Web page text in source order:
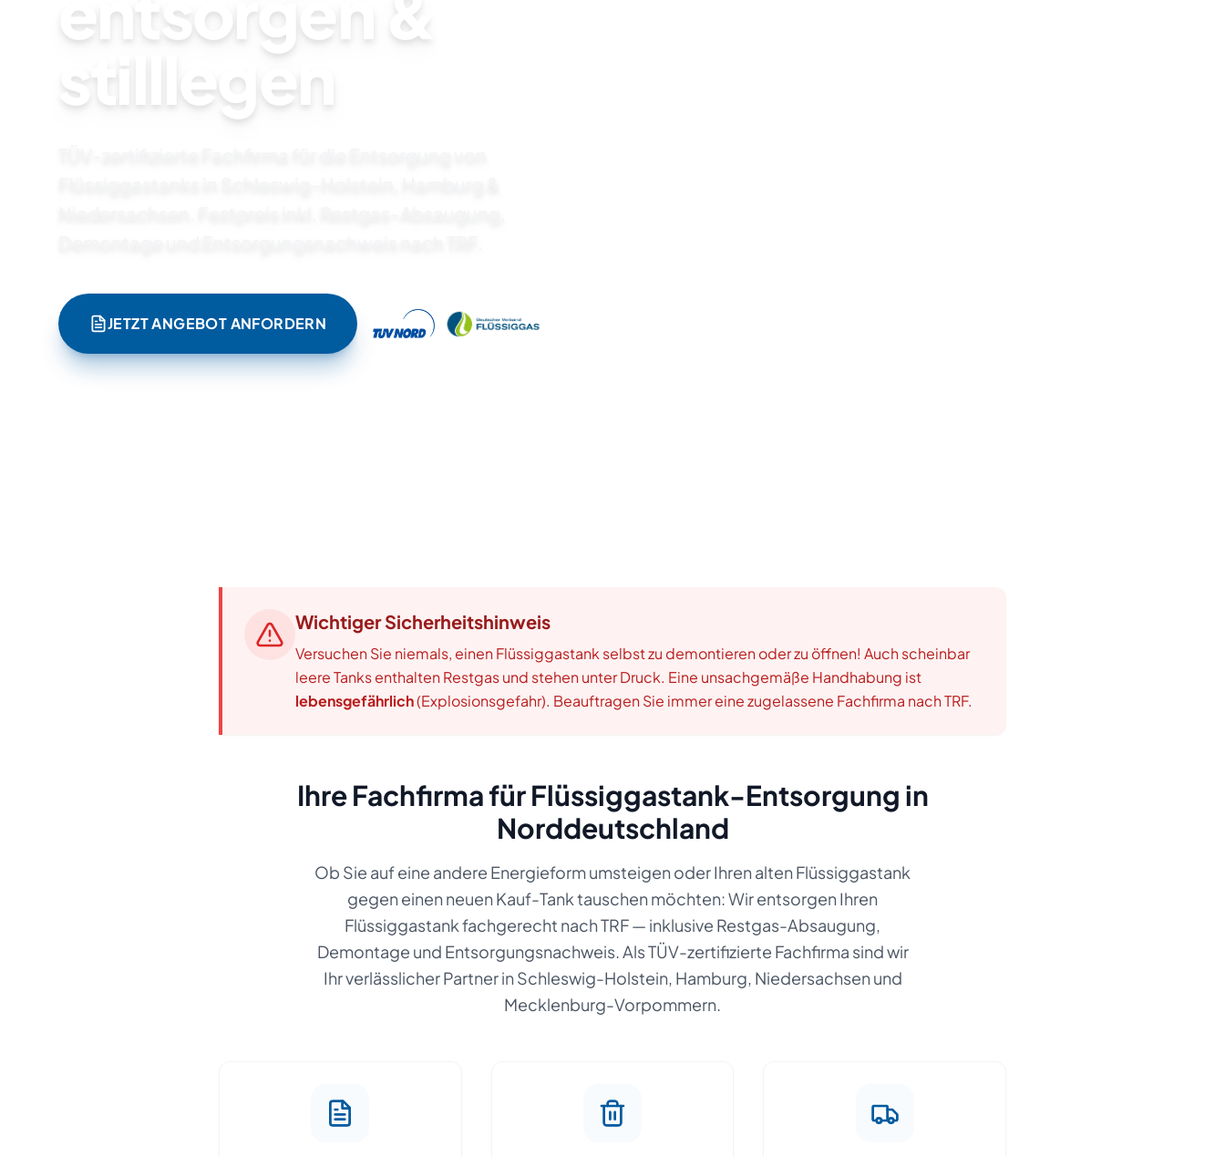
stilllegen
JETZT ANGEBOT ANFORDERN
Wichtiger Sicherheitshinweis
Versuchen Sie niemals, einen Flüssiggastank selbst zu demontieren oder zu öffnen! Auch scheinbar
leere Tanks enthalten Restgas und stehen unter Druck. Eine unsachgemäße Handhabung ist
lebensgefährlich(Explosionsgefahr). Beauftragen Sie immer eine zugelassene Fachfirma nach TRF.
Ihre Fachfirma für Flüssiggastank-Entsorgung in
Norddeutschland
Ob Sie auf eine andere Energieform umsteigen oder Ihren alten Flüssiggastank
gegen einen neuen Kauf-Tank tauschen möchten: Wir entsorgen Ihren
Flüssiggastank fachgerecht nach TRF — inklusive Restgas-Absaugung,
Demontage und Entsorgungsnachweis. Als TÜV-zertifizierte Fachfirma sind wir
Ihr verlässlicher Partner in Schleswig-Holstein, Hamburg, Niedersachsen und
Mecklenburg-Vorpommern.